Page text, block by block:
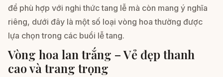
để phù hợp với nghi thức tang lễ mà còn mang ý nghĩa
riêng, dưới đây là một số loại vòng hoa thường được
lựa chọn trong các buổi lễ tang.
Vòng hoa lan trắng – Vẻ đẹp thanh
cao và trang trọng